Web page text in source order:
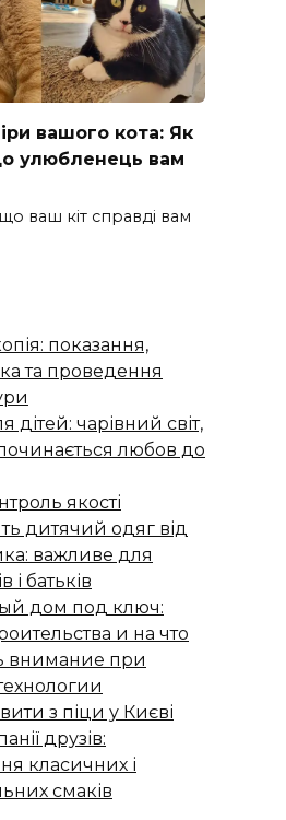
вашого кота: Як
улюбленець вам
ваш кіт справді вам
показання,
та проведення
дітей: чарівний світ,
починається любов до
якості
дитячий одяг від
важливе для
і батьків
дом под ключ:
и на что
внимание при
з піци у Києві
друзів:
класичних і
смаків